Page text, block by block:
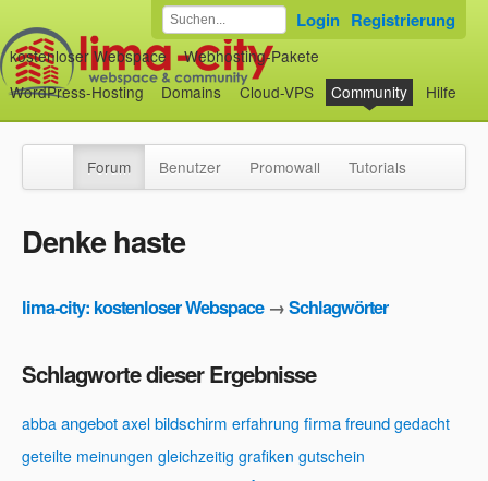
kostenloser Webspace
Webhosting-Pakete
WordPress-Hosting
Domains Cloud-VPS Community Hilfe
Login Registrierung
Forum Benutzer Promowall Tutorials
Denke haste
lima-city: kostenloser Webspace→Schlagwörter
Schlagworte dieser Ergebnisse
abba angebot axel bildschirm erfahrung firmafreund gedacht
geteilte meinungen gleichzeitig grafiken gutschein